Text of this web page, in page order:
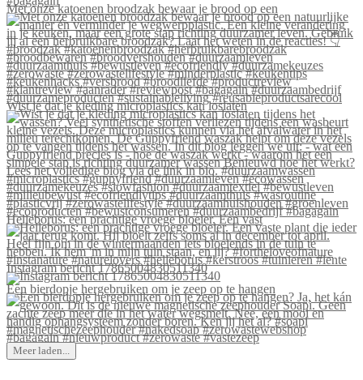
Met onze katoenen broodzak bewaar je brood op een
Wist je dat je kleding microplastics kan loslaten
Helleborus: een prachtige vroege bloeier. Een vast
Instagram bericht 17865004830511340
Een bierdopje hergebruiken om je zeep op te hangen
Meer laden...